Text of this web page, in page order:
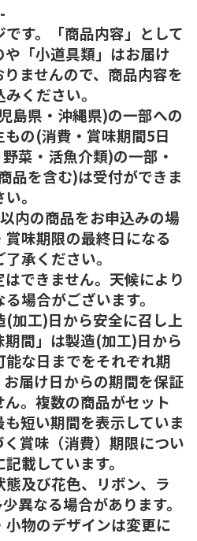
す。「商品内容」として
「小道具類」はお届け
ませんので、商品内容を
ください。
島県・沖縄県)の一部への
の(消費・賞味期間5日
菜・活魚介類)の一部・
品を含む)は受付ができま
。
内の商品をお申込みの場
味期限の最終日になる
承ください。
できません。天候により
場合がございます。
加工)日から安全に召し上
間」は製造(加工)日から
な日までをそれぞれ期
届け日からの期間を保証
。複数の商品がセット
短い期間を表示していま
賞味（消費）期限につい
載しています。
及び花色、リボン、ラ
異なる場合があります。
物のデザインは変更に